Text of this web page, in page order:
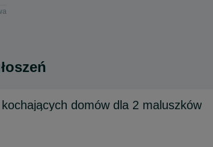
domów dla 2 maluszków